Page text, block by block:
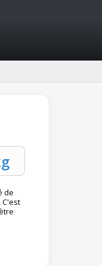
de
C'est